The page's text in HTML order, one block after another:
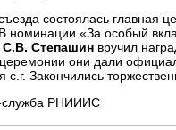
состоялась
номинации «За особый
С.В. Степашин вручил
они дали
с.г. Закончились
служба РНИИИС